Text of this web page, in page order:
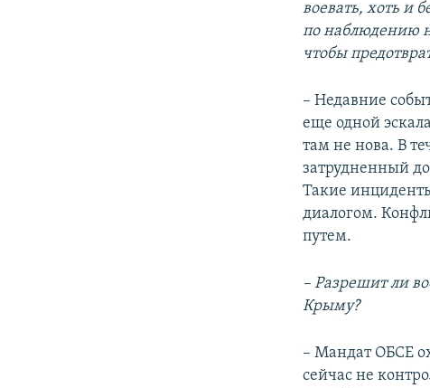
воевать, хоть и
по наблюдению
чтобы
– Недавние
еще одной
там не нова. В
затрудненный
Такие
диалогом.
путем.
– Разрешит ли
Крыму?
– Мандат ОБСЕ
сейчас не